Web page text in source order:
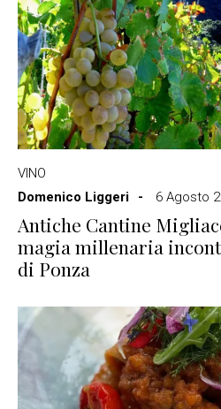
VINO
Domenico Liggeri
6 Agosto
Antiche Cantine
magia millenaria
di Ponza